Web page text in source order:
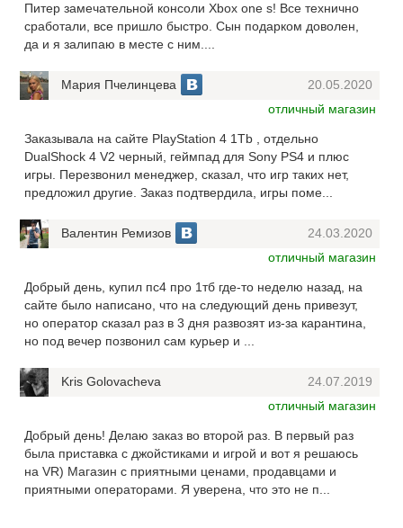
Питер замечательной консоли Xbox one s! Все технично
сработали, все пришло быстро. Сын подарком доволен,
да и я залипаю в месте с ним....
Мария Пчелинцева
20.05.2020
отличный магазин
Заказывала на сайте PlayStation 4 1Tb , отдельно
DualShock 4 V2 черный, геймпад для Sony PS4 и плюс
игры. Перезвонил менеджер, сказал, что игр таких нет,
предложил другие. Заказ подтвердила, игры поме...
Валентин Ремизов
24.03.2020
отличный магазин
Добрый день, купил пс4 про 1тб где-то неделю назад, на
сайте было написано, что на следующий день привезут,
но оператор сказал раз в 3 дня развозят из-за карантина,
но под вечер позвонил сам курьер и ...
Kris Golovacheva
24.07.2019
отличный магазин
Добрый день! Делаю заказ во второй раз. В первый раз
была приставка с джойстиками и игрой и вот я решаюсь
на VR) Магазин с приятными ценами, продавцами и
приятными операторами. Я уверена, что это не п...